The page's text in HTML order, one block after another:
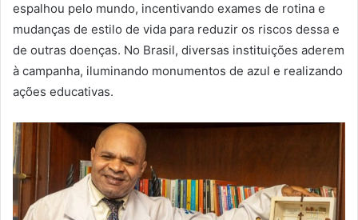
espalhou pelo mundo, incentivando exames de rotina e
mudanças de estilo de vida para reduzir os riscos dessa e
de outras doenças. No Brasil, diversas instituições aderem
à campanha, iluminando monumentos de azul e realizando
ações educativas.